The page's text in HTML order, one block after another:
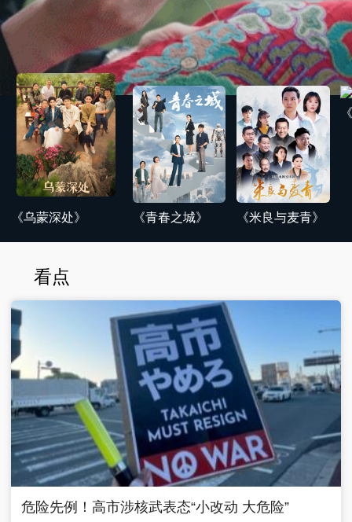
《乌蒙深处》 《青春之城》 《米良与麦青》
看点
危险先例！高市涉核武表态“小改动 大危险”